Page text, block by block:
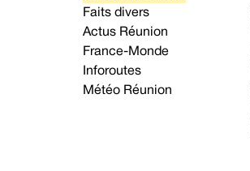
Faits divers
Actus Réunion
France-Monde
Inforoutes
Météo Réunion